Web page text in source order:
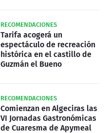
RECOMENDACIONES
Tarifa acogerá un
espectáculo de recreación
histórica en el castillo de
Guzmán el Bueno
RECOMENDACIONES
Comienzan en Algeciras las
VI Jornadas Gastronómicas
de Cuaresma de Apymeal